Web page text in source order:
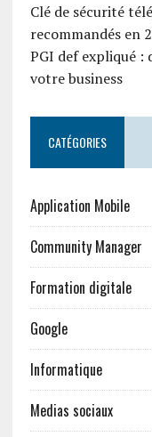
Clé de sécurité
recommandés en
PGI def expliqué
votre business
CATÉGORIES
Application Mobile
Community Manager
Formation digitale
Google
Informatique
Medias sociaux